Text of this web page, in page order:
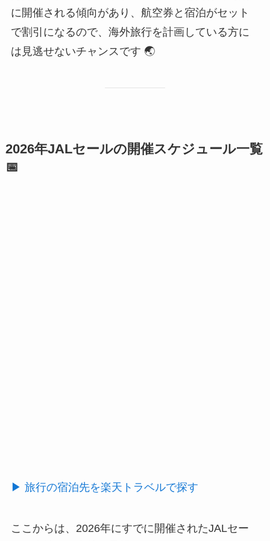
に開催される傾向があり、航空券と宿泊がセット
で割引になるので、海外旅行を計画している方に
は見逃せないチャンスです 🌏
2026年JALセールの開催スケジュール一覧
📅
▶ 旅行の宿泊先を楽天トラベルで探す
ここからは、2026年にすでに開催されたJALセー